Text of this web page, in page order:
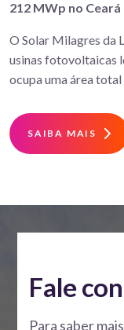
212 MWp no Ceará
O Solar Milagres da
usinas fotovoltaicas
ocupa uma área total
SAIBA MAIS
Fale
Para saber